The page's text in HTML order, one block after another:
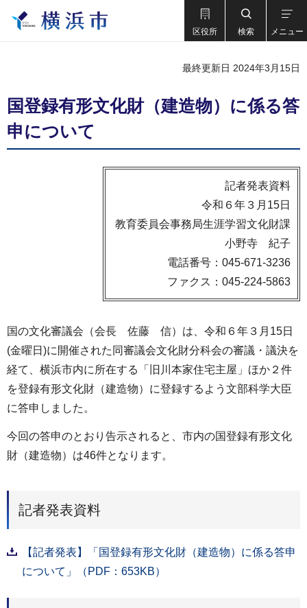
区役所 検索 メニュー
最終更新日 2024年3月15日
国登録有形文化財（建造物）に係る答
申について
記者発表資料
令和６年３月15日
教育委員会事務局生涯学習文化財課
小野寺 紀子
電話番号：045-671-3236
ファクス：045-224-5863
国の文化審議会（会長 佐藤 信）は、令和６年３月15日
(金曜日)に開催された同審議会文化財分科会の審議・議決を
経て、横浜市内に所在する「旧川本家住宅主屋」ほか２件
を登録有形文化財（建造物）に登録するよう文部科学大臣
に答申しました。
今回の答申のとおり告示されると、市内の国登録有形文化
財（建造物）は46件となります。
記者発表資料
【記者発表】「国登録有形文化財（建造物）に係る答申
について」（PDF：653KB）